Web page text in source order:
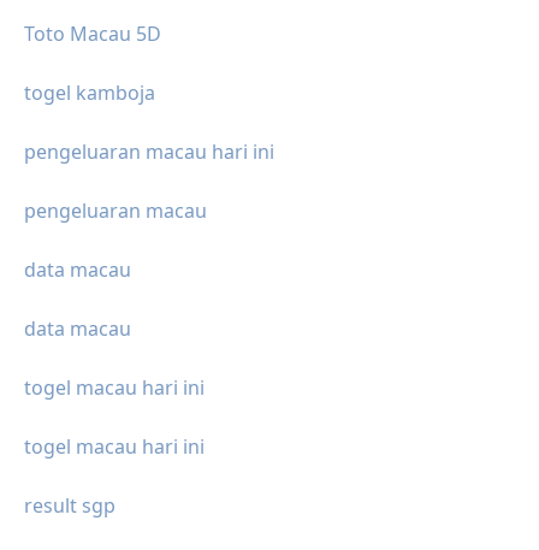
Toto Macau 5D
togel kamboja
pengeluaran macau hari ini
pengeluaran macau
data macau
data macau
togel macau hari ini
togel macau hari ini
result sgp